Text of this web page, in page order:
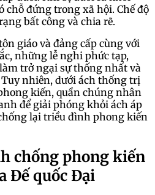
chỗ đứng trong xã hội. Chế độ
bất công và chia rẽ.
giáo và đảng cấp cùng với
những lễ nghi phức tạp,
trở ngại sự thống nhất và
nhiên, dưới ách thống trị
kiến, quần chúng nhân
để giải phóng khỏi ách áp
lại triều đình phong kiến
chống phong kiến
Đế quốc Đại